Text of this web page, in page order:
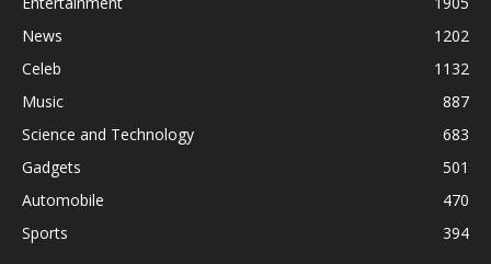
News
1202
Celeb
1132
Music
887
Science and Technology
683
Gadgets
501
Automobile
470
Sports
394